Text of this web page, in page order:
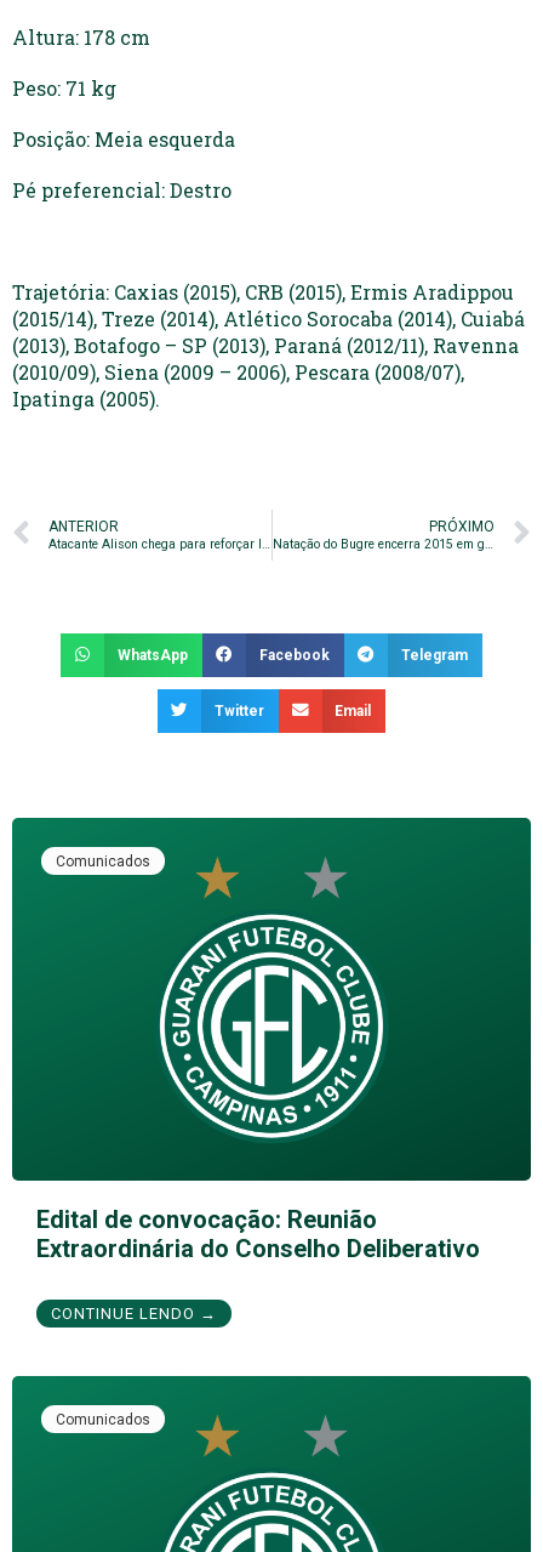
Altura: 178 cm
Peso: 71 kg
Posição: Meia esquerda
Pé preferencial: Destro
Trajetória: Caxias (2015), CRB (2015), Ermis Aradippou
(2015/14), Treze (2014), Atlético Sorocaba (2014), Cuiabá
(2013), Botafogo – SP (2013), Paraná (2012/11), Ravenna
(2010/09), Siena (2009 – 2006), Pescara (2008/07),
Ipatinga (2005).
ANTERIOR
Atacante Alison chega para reforçar linha de frente
PRÓXIMO
Natação do Bugre encerra 2015 em grande estilo
WhatsApp Facebook Telegram
Twitter Email
Comunicados
Edital de convocação: Reunião
Extraordinária do Conselho Deliberativo
CONTINUE LENDO →
Comunicados